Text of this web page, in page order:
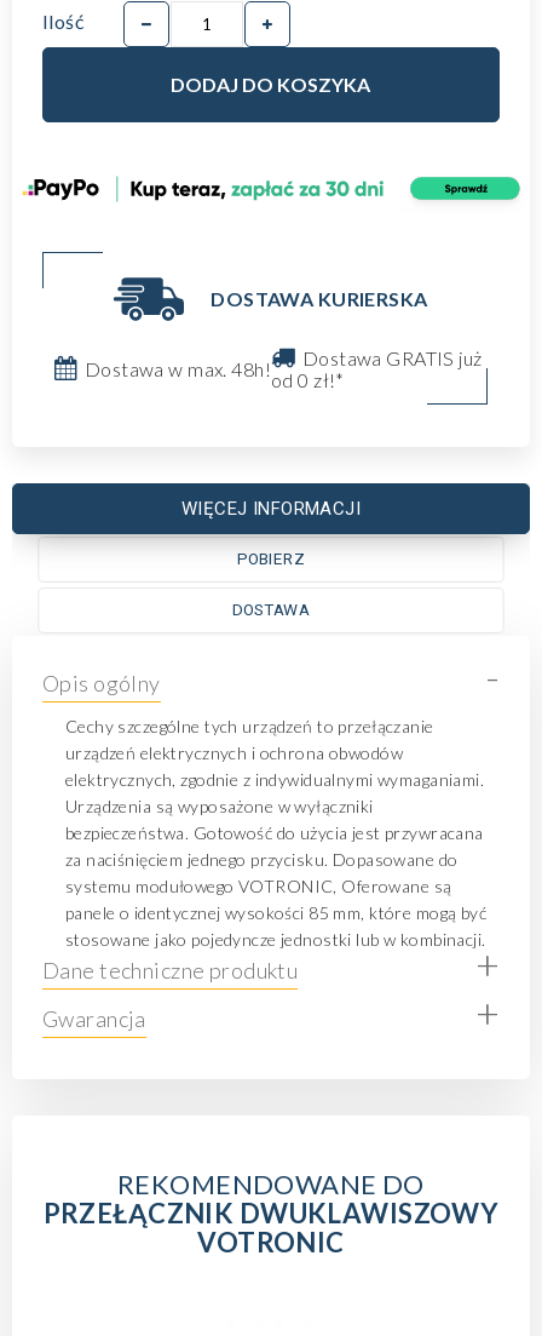
Ilość
DODAJ DO KOSZYKA
DOSTAWA KURIERSKA
Dostawa w max. 48h!
Dostawa GRATIS już
od 0 zł!*
WIĘCEJ INFORMACJI
POBIERZ
DOSTAWA
Opis ogólny -
Cechy szczególne tych urządzeń to przełączanie
urządzeń elektrycznych i ochrona obwodów
elektrycznych, zgodnie z indywidualnymi wymaganiami.
Urządzenia są wyposażone w wyłączniki
bezpieczeństwa. Gotowość do użycia jest przywracana
za naciśnięciem jednego przycisku. Dopasowane do
systemu modułowego VOTRONIC, Oferowane są
panele o identycznej wysokości 85 mm, które mogą być
stosowane jako pojedyncze jednostki lub w kombinacji.
Dane techniczne produktu +
Gwarancja +
REKOMENDOWANE DO
PRZEŁĄCZNIK DWUKLAWISZOWY
VOTRONIC